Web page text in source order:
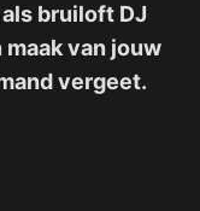
bruiloft DJ
van jouw
vergeet.